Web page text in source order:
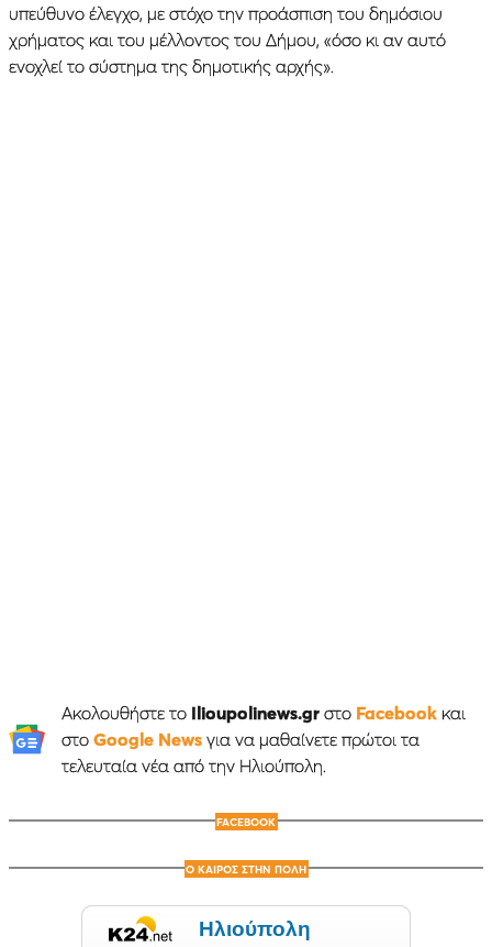
υπεύθυνο έλεγχο, με στόχο την προάσπιση του δημόσιου
χρήματος και του μέλλοντος του Δήμου, «όσο κι αν αυτό
ενοχλεί το σύστημα της δημοτικής αρχής».
Ακολουθήστε το Ilioupolinews.grστο Facebookκαι
στο Google Newsγια να μαθαίνετε πρώτοι τα
τελευταία νέα από την Ηλιούπολη.
FACEBOOK
Ο ΚΑΙΡΟΣ ΣΤΗΝ ΠΟΛΗ